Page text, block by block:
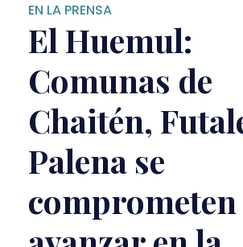
EN LA PRENSA
El Huemul:
Comunas de
Chaitén,
Palena se